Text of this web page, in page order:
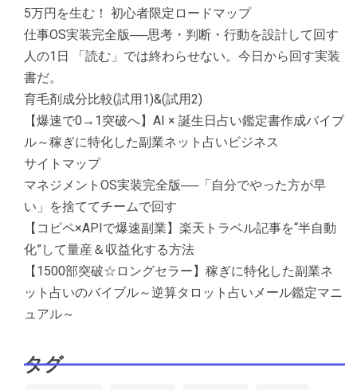
5万円を生む！ 初心者限定ロードマップ
仕事OS実装完全版──思考・判断・行動を設計して回す
人の1日 「読む」では終わらせない。今日から回す実装
書だ。
育毛剤成分比較(試用1)&(試用2)
【爆速で0→1突破へ】AI × 誕生日占い鑑定書作成バイブ
ル～稼ぎに特化した副業ネット占いビジネス
サイトマップ
マネジメントOS実装完全版──「自分でやった方が早
い」を捨ててチームで回す
【コピペ×APIで爆速副業】楽天トラベル記事を“半自動
化”して量産＆収益化する方法
【1500部突破☆ロングセラー】稼ぎに特化した副業ネ
ット占いのバイブル～逆算タロット占いメール鑑定マニ
ュアル～
タグ